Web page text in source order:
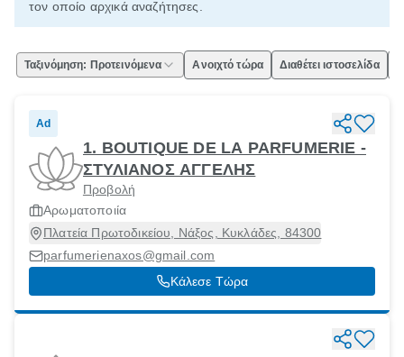
τον οποίο αρχικά αναζήτησες.
Ταξινόμηση: Προτεινόμενα Ανοιχτό τώρα Διαθέτει ιστοσελίδα
Ad
1. BOUTIQUE DE LA PARFUMERIE -
ΣΤΥΛΙΑΝΟΣ ΑΓΓΕΛΗΣ
Προβολή
Αρωματοποιία
Πλατεία Πρωτοδικείου, Νάξος, Κυκλάδες, 84300
parfumerienaxos@gmail.com
Κάλεσε Τώρα